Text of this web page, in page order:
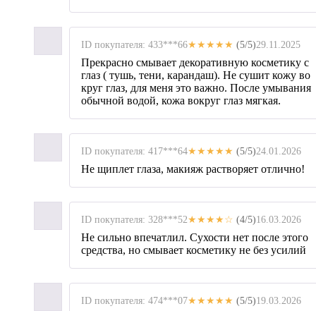
ID покупателя: 433***66★★★★★ (5/5)29.11.2025
Прекрасно смывает декоративную косметику с
глаз ( тушь, тени, карандаш). Не сушит кожу во
круг глаз, для меня это важно. После умывания
обычной водой, кожа вокруг глаз мягкая.
ID покупателя: 417***64★★★★★ (5/5)24.01.2026
Не щиплет глаза, макияж растворяет отлично!
ID покупателя: 328***52★★★★☆ (4/5)16.03.2026
Не сильно впечатлил. Сухости нет после этого
средства, но смывает косметику не без усилий
ID покупателя: 474***07★★★★★ (5/5)19.03.2026